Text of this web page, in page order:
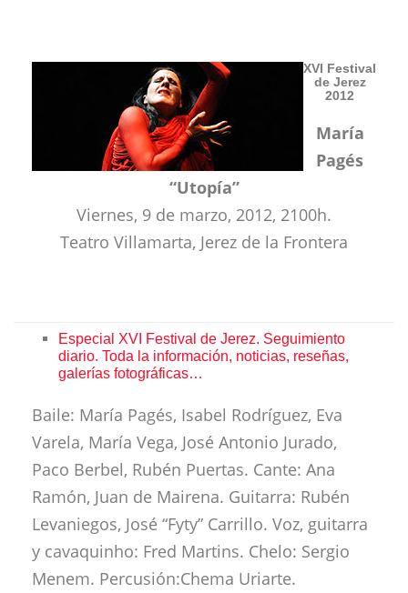
XVI Festival
de Jerez
2012
María
Pagés
“Utopía”
Viernes, 9 de marzo, 2012, 2100h.
Teatro Villamarta, Jerez de la Frontera
Especial XVI Festival de Jerez. Seguimiento
diario. Toda la información, noticias, reseñas,
galerías fotográficas…
Baile: María Pagés, Isabel Rodríguez, Eva
Varela, María Vega, José Antonio Jurado,
Paco Berbel, Rubén Puertas. Cante: Ana
Ramón, Juan de Mairena. Guitarra: Rubén
Levaniegos, José “Fyty” Carrillo. Voz, guitarra
y cavaquinho: Fred Martins. Chelo: Sergio
Menem. Percusión:Chema Uriarte.